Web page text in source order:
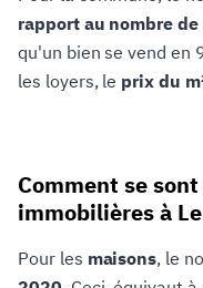
rapport au nombre
qu'un bien se vend en
les loyers, le prix du
Comment se
immobilières à
Pour les maisons, le